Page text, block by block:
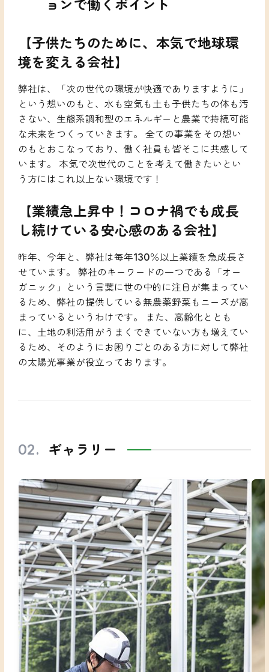
職種紹介 社員インタビュー
Recruit
採用情報一覧 応募フォーム
FAQ
ョンで働くポイント
【子供たちのために、本気で地球環
境を変える会社】
弊社は、「次の世代の環境が快適でありますように」
という想いのもと、水も空気も土も子供たちの体も汚
さない、生態系調和型のエネルギーと農業で持続可能
な未来をつくっていきます。 全ての事業をその想い
のもとおこなっており、働く社員も皆そこに共感して
います。 本気で次世代のことを考えて働きたいとい
う方にはこれ以上ない環境です！
【業績急上昇中！コロナ禍でも成長
し続けている安心感のある会社】
昨年、今年と、弊社は毎年130％以上業績を急成長さ
せています。 弊社のキーワードの一つである「オー
ガニック」という言葉に世の中的に注目が集まってい
るため、弊社の提供している無農薬野菜もニーズが高
まっているというわけです。 また、高齢化ととも
に、土地の利活用がうまくできていない方も増えてい
るため、そのようにお困りごとのある方に対して弊社
の太陽光事業が役立っております。
ギャラリー